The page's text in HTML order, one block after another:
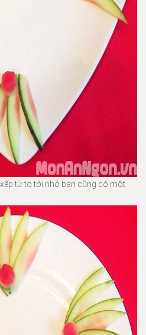
từ to tới nhỏ bạn cũng có một